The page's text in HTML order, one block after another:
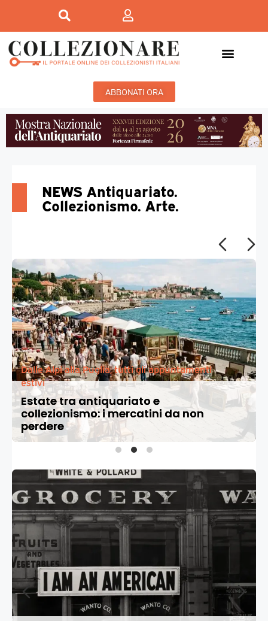
ABBONATI ORA
NEWS Antiquariato.
Collezionismo. Arte.
Dalle Alpi alla Puglia, tutti gli appuntamenti
estivi
Estate tra antiquariato e
collezionismo: i mercatini da non
perdere